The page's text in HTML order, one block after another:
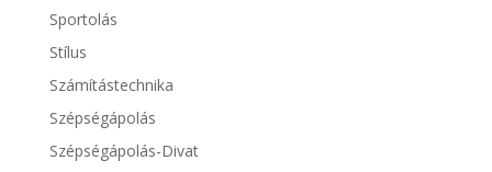
Sportolás
Stílus
Számítástechnika
Szépségápolás
Szépségápolás-Divat